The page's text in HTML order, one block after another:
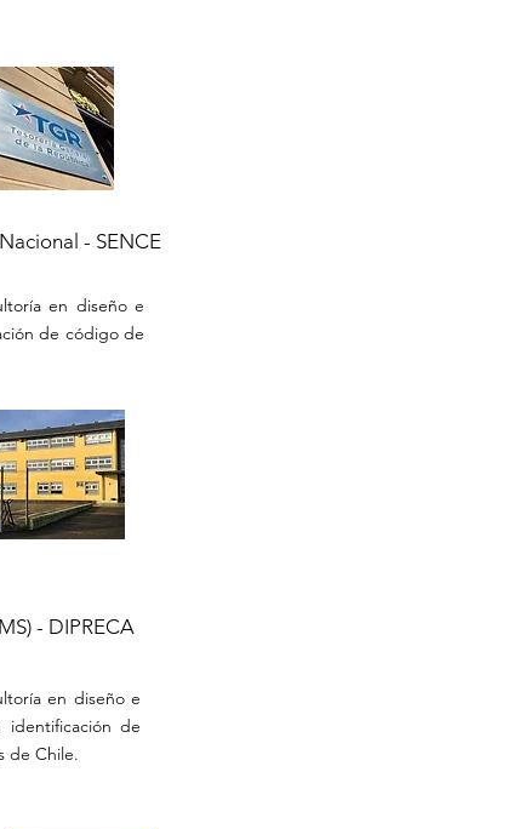
- SENCE
en diseño e
de código de
- DIPRECA
en diseño e
identificación de
de Chile.